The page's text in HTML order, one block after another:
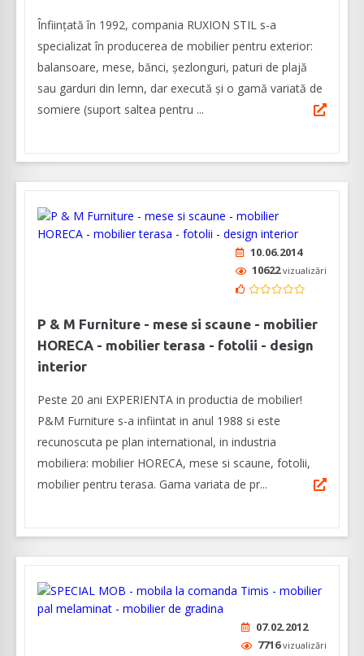
Înființată în 1992, compania RUXION STIL s-a
specializat în producerea de mobilier pentru exterior:
balansoare, mese, bănci, șezlonguri, paturi de plajă
sau garduri din lemn, dar execută și o gamă variată de
somiere (suport saltea pentru ...
10.06.2014
10622vizualizări
P & M Furniture - mese si scaune - mobilier
HORECA - mobilier terasa - fotolii - design
interior
Peste 20 ani EXPERIENTA in productia de mobilier!
P&M Furniture s-a infiintat in anul 1988 si este
recunoscuta pe plan international, in industria
mobiliera: mobilier HORECA, mese si scaune, fotolii,
mobilier pentru terasa. Gama variata de pr...
07.02.2012
7716vizualizări